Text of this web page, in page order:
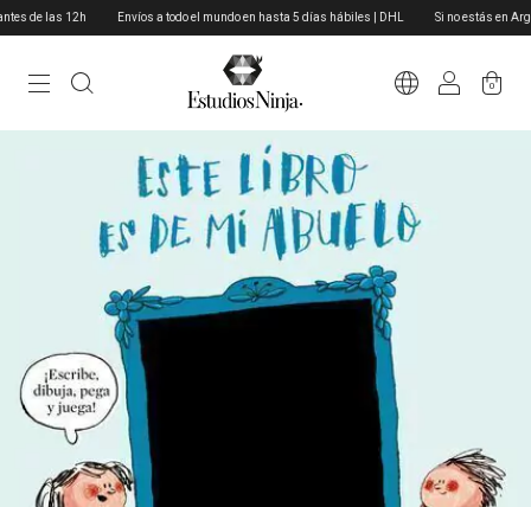
de las 12h Envíos a todo el mundo en hasta 5 días hábiles | DHL Si no estás en
0